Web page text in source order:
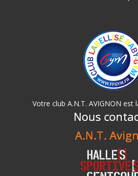
Votre club A.N.T. AVIGNON est
Nous
A.N.T.